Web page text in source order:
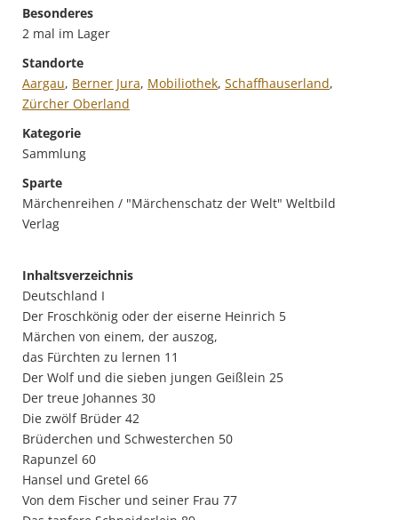
Besonderes
2 mal im Lager
Standorte
Aargau, Berner Jura, Mobiliothek, Schaffhauserland,
Zürcher Oberland
Kategorie
Sammlung
Sparte
Märchenreihen / "Märchenschatz der Welt" Weltbild
Verlag
Inhaltsverzeichnis
Deutschland I
Der Froschkönig oder der eiserne Heinrich 5
Märchen von einem, der auszog,
das Fürchten zu lernen 11
Der Wolf und die sieben jungen Geißlein 25
Der treue Johannes 30
Die zwölf Brüder 42
Brüderchen und Schwesterchen 50
Rapunzel 60
Hansel und Gretel 66
Von dem Fischer und seiner Frau 77